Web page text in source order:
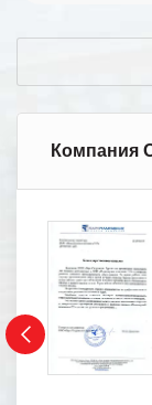
Компания